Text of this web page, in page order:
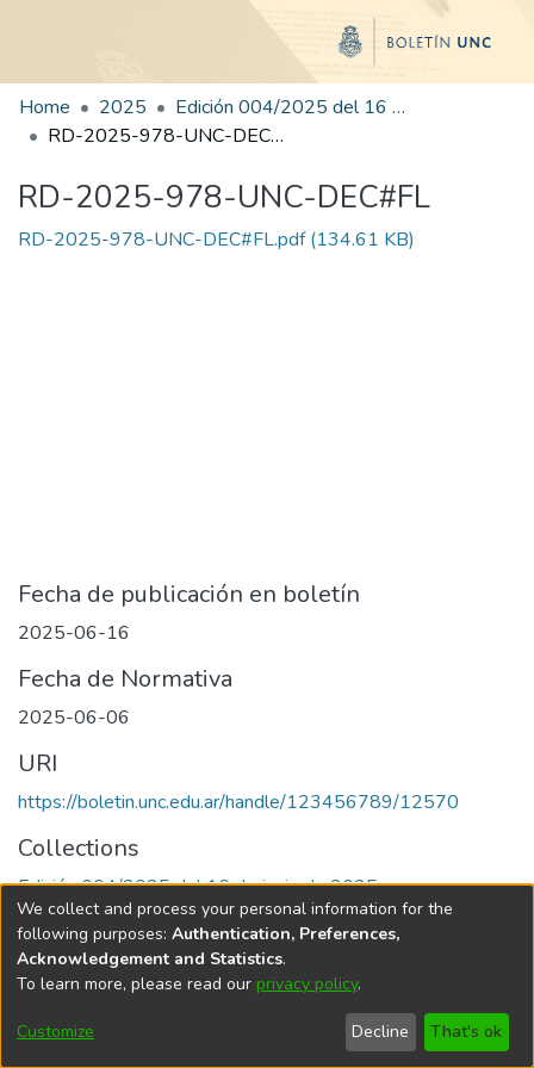
Home 2025
Edición 004/2025 del 16 de junio de 2025
RD-2025-978-UNC-DEC#FL
RD-2025-978-UNC-DEC#FL
RD-2025-978-UNC-DEC#FL.pdf(134.61 KB)
Fecha de publicación en boletín
2025-06-16
Fecha de Normativa
2025-06-06
URI
https://boletin.unc.edu.ar/handle/123456789/12570
Collections
Edición 004/2025 del 16 de junio de 2025
Universidad Nacional de Córdoba
We collect and process your personal information for the
following purposes: Authentication, Preferences,
Acknowledgement and Statistics.
To learn more, please read our privacy policy.
Customize Decline That's ok